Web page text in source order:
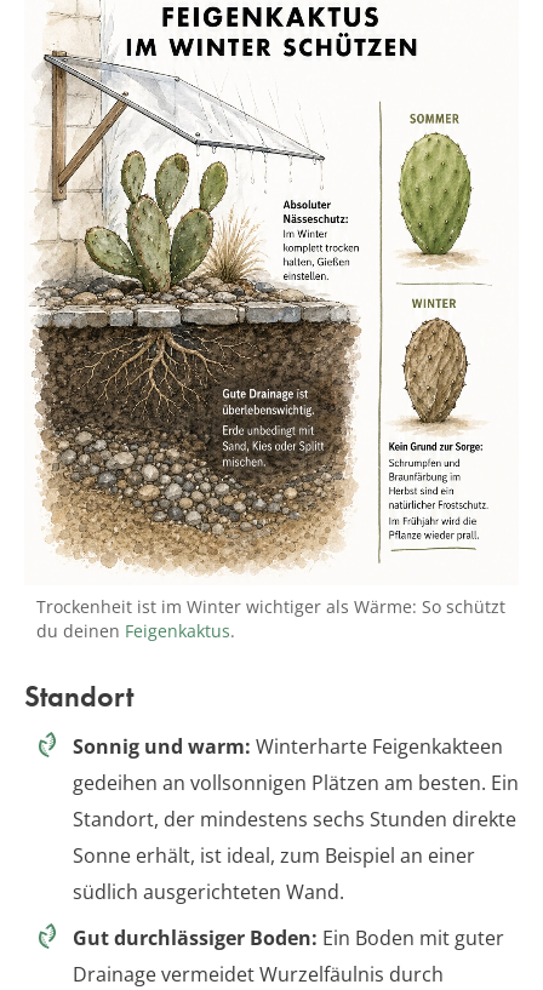
Trockenheit ist im Winter wichtiger als Wärme: So schützt
du deinen Feigenkaktus.
Standort
Sonnig und warm: Winterharte Feigenkakteen
gedeihen an vollsonnigen Plätzen am besten. Ein
Standort, der mindestens sechs Stunden direkte
Sonne erhält, ist ideal, zum Beispiel an einer
südlich ausgerichteten Wand.
Gut durchlässiger Boden: Ein Boden mit guter
Drainage vermeidet Wurzelfäulnis durch